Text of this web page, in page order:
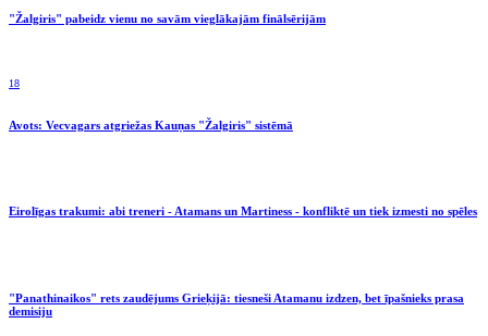
"Žalgiris" pabeidz vienu no savām vieglākajām finālsērijām
18
Avots: Vecvagars atgriežas Kauņas "Žalgiris" sistēmā
Eirolīgas trakumi: abi treneri - Atamans un Martiness - konfliktē un tiek izmesti no spēles
"Panathinaikos" rets zaudējums Grieķijā: tiesneši Atamanu izdzen, bet īpašnieks prasa
demisiju